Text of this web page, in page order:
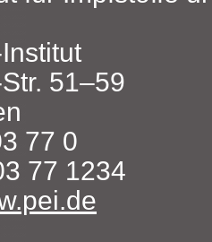
51–59
77 0
77 1234